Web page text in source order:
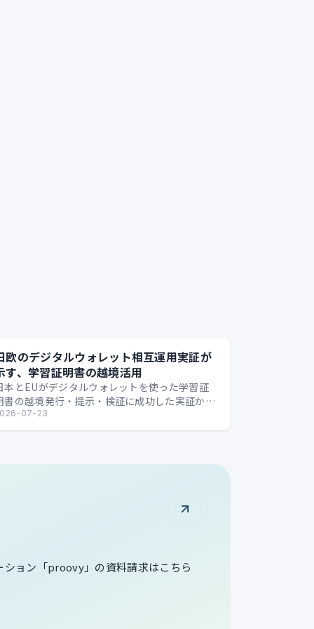
欧のデジタルウォレット相互運用実証が
す、学習証明書の越境活用
本とEUがデジタルウォレットを使った学習証
書の越境発行・提示・検証に成功した実証か
、国境を越えるデジタル証明の可能性を整理し
す。
07-23
ション「proovy」の資料請求はこちら